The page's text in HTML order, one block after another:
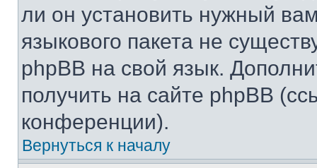
ли он установить нужный
языкового пакета не
phpBB на свой язык.
получить на сайте phpBB
конференции).
Вернуться к началу